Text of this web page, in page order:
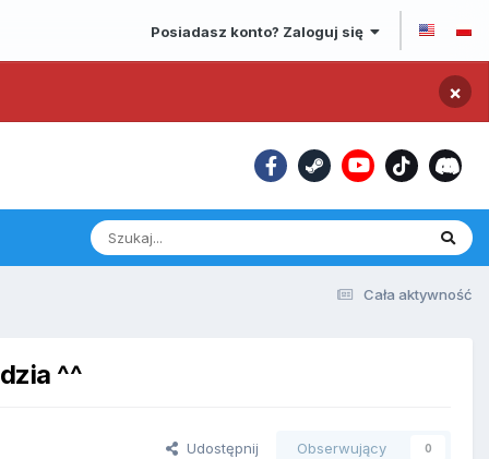
Posiadasz konto? Zaloguj się
×
Cała aktywność
^^
Udostępnij Obserwujący 0